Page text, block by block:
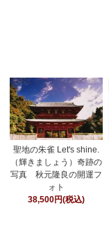
聖地の朱雀 Let's shine.
（輝きましょう）奇跡の
写真 秋元隆良の開運フ
ォト
38,500円(税込)